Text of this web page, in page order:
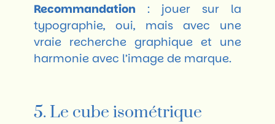
Recommandation : jouer sur la
typographie, oui, mais avec une
vraie recherche graphique et une
harmonie avec l’image de marque.
5. Le cube isométrique